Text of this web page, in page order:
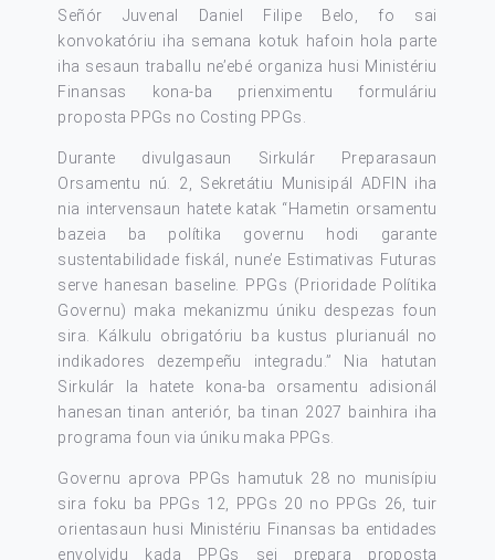
Señór Juvenal Daniel Filipe Belo, fo sai
konvokatóriu iha semana kotuk hafoin hola parte
iha sesaun traballu ne’ebé organiza husi Ministériu
Finansas kona-ba prienximentu formuláriu
proposta PPGs no Costing PPGs.
Durante divulgasaun Sirkulár Preparasaun
Orsamentu nú. 2, Sekretátiu Munisipál ADFIN iha
nia intervensaun hatete katak “Hametin orsamentu
bazeia ba polítika governu hodi garante
sustentabilidade fiskál, nune’e Estimativas Futuras
serve hanesan baseline. PPGs (Prioridade Polítika
Governu) maka mekanizmu úniku despezas foun
sira. Kálkulu obrigatóriu ba kustus plurianuál no
indikadores dezempeñu integradu.” Nia hatutan
Sirkulár la hatete kona-ba orsamentu adisionál
hanesan tinan anteriór, ba tinan 2027 bainhira iha
programa foun via úniku maka PPGs.
Governu aprova PPGs hamutuk 28 no munisípiu
sira foku ba PPGs 12, PPGs 20 no PPGs 26, tuir
orientasaun husi Ministériu Finansas ba entidades
envolvidu kada PPGs sei prepara proposta